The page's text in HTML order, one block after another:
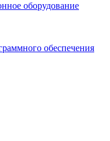
оборудование
обеспечения